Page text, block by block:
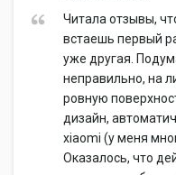
Читала отзывы,
встаешь первый
уже другая.
неправильно, на
ровную
дизайн,
xiaomi (у меня
Оказалось, что